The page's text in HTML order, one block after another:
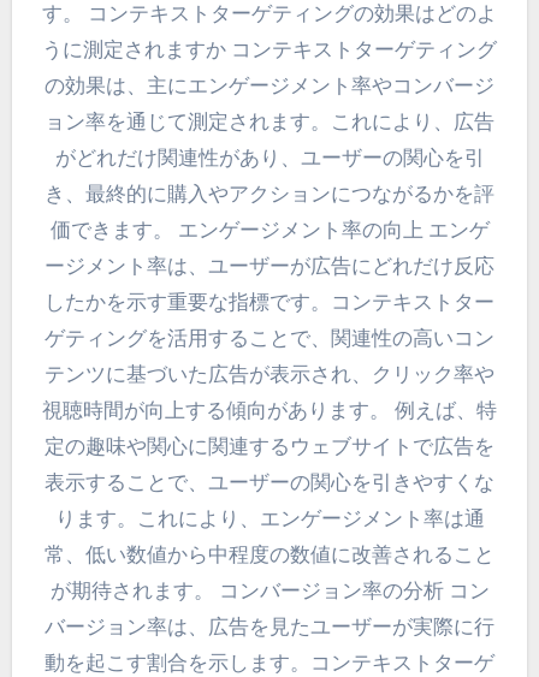
す。 コンテキストターゲティングの効果はどのよ
うに測定されますか コンテキストターゲティング
の効果は、主にエンゲージメント率やコンバージ
ョン率を通じて測定されます。これにより、広告
がどれだけ関連性があり、ユーザーの関心を引
き、最終的に購入やアクションにつながるかを評
価できます。 エンゲージメント率の向上 エンゲ
ージメント率は、ユーザーが広告にどれだけ反応
したかを示す重要な指標です。コンテキストター
ゲティングを活用することで、関連性の高いコン
テンツに基づいた広告が表示され、クリック率や
視聴時間が向上する傾向があります。 例えば、特
定の趣味や関心に関連するウェブサイトで広告を
表示することで、ユーザーの関心を引きやすくな
ります。これにより、エンゲージメント率は通
常、低い数値から中程度の数値に改善されること
が期待されます。 コンバージョン率の分析 コン
バージョン率は、広告を見たユーザーが実際に行
動を起こす割合を示します。コンテキストターゲ